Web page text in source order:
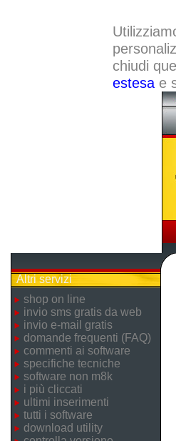
chiudi
estesae
Altri servizi
shop on line
invio sms gratis da web
invio e-mail gratis
domande frequenti (FAQ)
commenti ai software
specifiche tecniche
software non m8k
i più cliccati
ultimi inserimenti
tutti i software
download utility